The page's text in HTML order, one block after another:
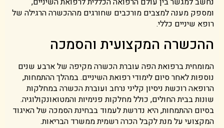
ומספק מענה למצבים מורכבים שחורגים מההכשרה הרגילה של
רופא שיניים כללי.
ההכשרה המקצועית והסמכה
המומחית ברפואת הפה עוברת הכשרה מקיפה של ארבע שנים
נוספות לאחר סיום לימודי רפואת השיניים. במהלך ההתמחות,
הרופאה רוכשת ניסיון קליני נרחב ועוברת הכשרה במחלקות
שונות בבית החולים, כולל מחלקות פנימיות והמטואונקולוגיה.
בסיום ההתמחות, היא נדרשת לעמוד בבחינת הסמכה של האיגוד
המקצועי על מנת לקבל הכרה רשמית ממשרד הבריאות.